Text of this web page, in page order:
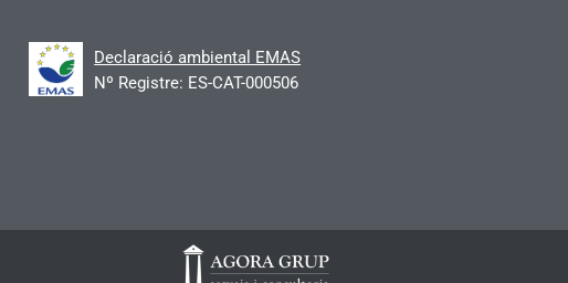
Declaració ambiental EMAS
Nº Registre: ES-CAT-000506